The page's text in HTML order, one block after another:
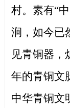
村。素有“
涧，如今已
见青铜器，
年的青铜文
中华青铜文